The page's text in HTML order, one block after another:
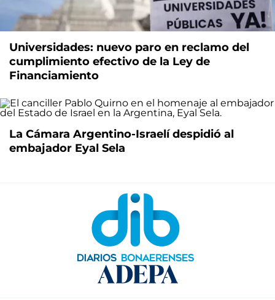
Universidades: nuevo paro en reclamo del
cumplimiento efectivo de la Ley de
Financiamiento
La Cámara Argentino-Israelí despidió al
embajador Eyal Sela